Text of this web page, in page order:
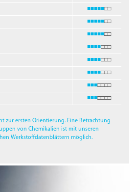
■■■■■□□
■■■■■□□
■■■■■□□
■■■■□□□
■■■■□□□
■■■■□□□
■■■□□□□
■■■□□□□
zur ersten Orientierung. Eine Betrachtung
von Chemikalien ist mit unseren
Werkstoffdaten­blättern möglich.